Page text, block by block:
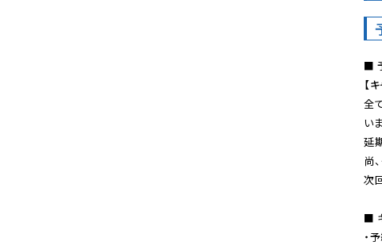
【
全
い
延
尚
次
■
・